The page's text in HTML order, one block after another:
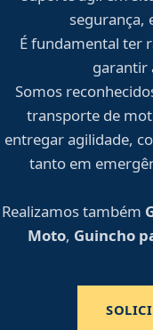
segurança,
É fundamental ter
garantir
Somos
transporte de
entregar agilidade,
tanto em
Realizamos também
Moto, Guincho